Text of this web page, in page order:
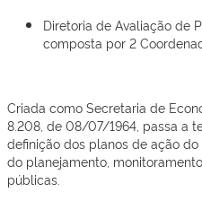
Diretoria de Avaliação de
composta por 2
Criada como Secretaria de
8.208, de 08/07/1964, passa a
definição dos planos de ação
do planejamento,
públicas.